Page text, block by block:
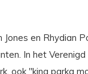
en Rhydian
In het
ook "king parka